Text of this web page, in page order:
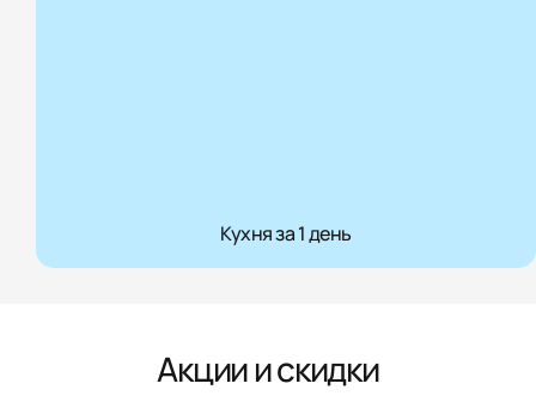
Кухня за 1 день
Акции и скидки